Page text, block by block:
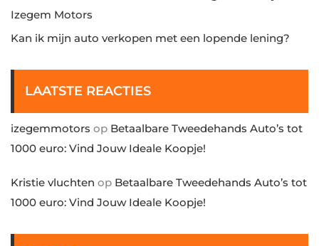
Izegem Motors
Kan ik mijn auto verkopen met een lopende lening?
LAATSTE REACTIES
izegemmotors op Betaalbare Tweedehands Auto’s tot
1000 euro: Vind Jouw Ideale Koopje!
Kristie vluchten op Betaalbare Tweedehands Auto’s tot
1000 euro: Vind Jouw Ideale Koopje!